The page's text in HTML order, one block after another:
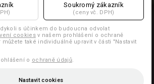
Soukromý zákazník
(ceny vč. DPH)
s účinkem do budoucna odvolat
cookiesv našem prohlášení o ochraně
také individuálně upravit v části "Nastavit
o ochraně údajů.
Nastavit cookies